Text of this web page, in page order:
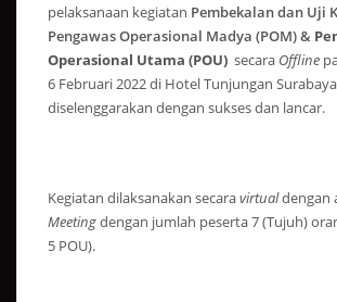
pelaksanaan kegiatan Pembekalan dan Uji
Pengawas Operasional Madya (POM) &
Operasional Utama (POU) secara Offline
6 Februari 2022 di Hotel Tunjungan
diselenggarakan dengan sukses dan lancar.
Kegiatan dilaksanakan secaravirtualdengan
Meetingdengan jumlah peserta 7 (Tujuh)
5 POU).